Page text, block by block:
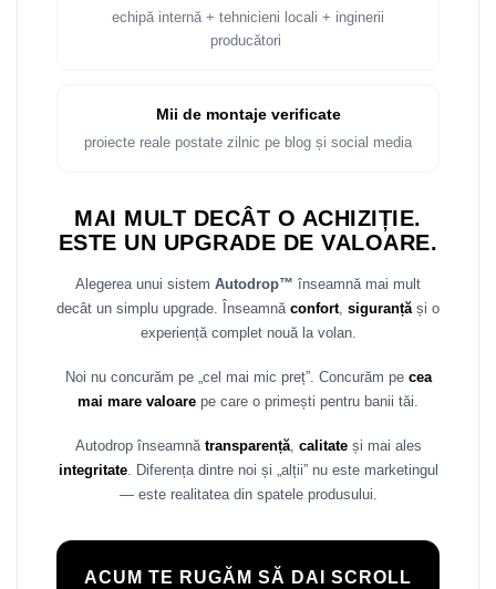
echipă internă + tehnicieni locali + inginerii
producători
Mii de montaje verificate
proiecte reale postate zilnic pe blog și social media
MAI MULT DECÂT O ACHIZIȚIE.
ESTE UN UPGRADE DE VALOARE.
Alegerea unui sistem Autodrop™ înseamnă mai mult
decât un simplu upgrade. Înseamnă confort, siguranțăși o
experiență complet nouă la volan.
Noi nu concurăm pe „cel mai mic preț”. Concurăm pe cea
mai mare valoare pe care o primești pentru banii tăi.
Autodrop înseamnă transparență, calitateși mai ales
integritate. Diferența dintre noi și „alții” nu este marketingul
— este realitatea din spatele produsului.
ACUM TE RUGĂM SĂ DAI SCROLL